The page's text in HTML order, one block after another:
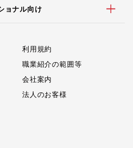
ョナル向け
利用規約
職業紹介の範囲等
会社案内
法人のお客様